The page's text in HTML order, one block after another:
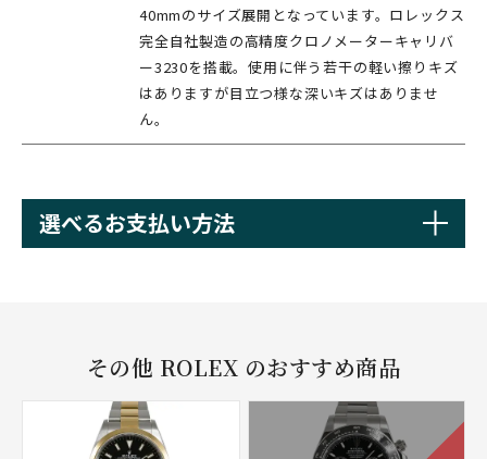
40mmのサイズ展開となっています。ロレックス
完全自社製造の高精度クロノメーターキャリバ
ー3230を搭載。使用に伴う若干の軽い擦りキズ
はありますが目立つ様な深いキズはありませ
ん。
選べるお支払い方法
その他 ROLEX のおすすめ商品